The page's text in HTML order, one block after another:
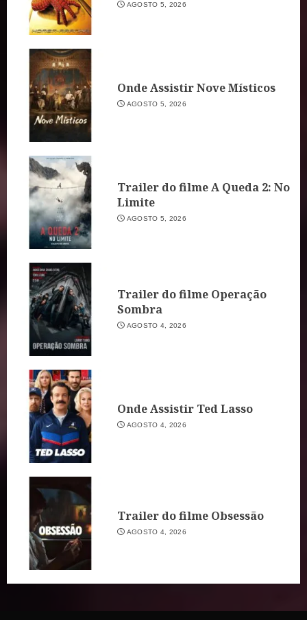
AGOSTO 5, 2026
Onde Assistir Nove Místicos
AGOSTO 5, 2026
Trailer do filme A Queda 2: No
Limite
AGOSTO 5, 2026
Trailer do filme Operação
Sombra
AGOSTO 4, 2026
Onde Assistir Ted Lasso
AGOSTO 4, 2026
Trailer do filme Obsessão
AGOSTO 4, 2026